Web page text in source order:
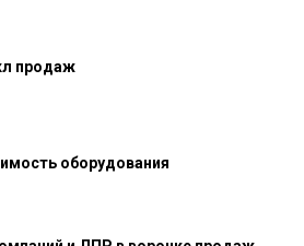
продаж
оборудования